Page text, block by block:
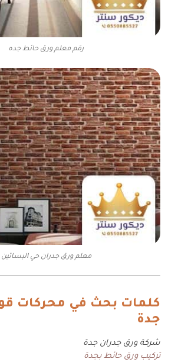
رقم معلم ورق حائط جده
معلم ورق جدران حي البساتين
كلمات بحث في محركات
جدة
شركة ورق جدران جدة
تركيب ورق حائط بجدة